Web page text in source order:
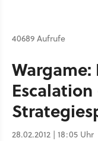
40689 Aufrufe
Wargame:
28.02.2012 | 18:05 Uhr